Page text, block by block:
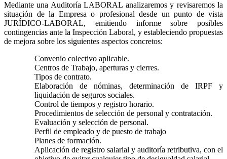
Mediante una Auditoría LABORAL analizaremos y revisaremos la
situación de la Empresa o profesional desde un punto de vista
JURÍDICO-LABORAL, emitiendo informe sobre posibles
contingencias ante la Inspección Laboral, y estableciendo propuestas
de mejora sobre los siguientes aspectos concretos:
Convenio colectivo aplicable.
Centros de Trabajo, aperturas y cierres.
Tipos de contrato.
Elaboración de nóminas, determinación de IRPF y
liquidación de seguros sociales.
Control de tiempos y registro horario.
Procedimientos de selección de personal y contratación.
Evaluación y selección de personal.
Perfil de empleado y de puesto de trabajo
Planes de formación.
Aplicación de registro salarial y auditoría retributiva, con el